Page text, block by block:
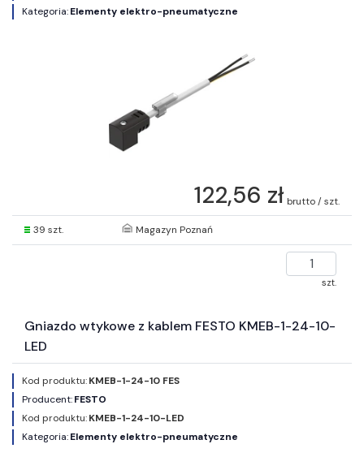
Kategoria:Elementy elektro-pneumatyczne
122,56 zł brutto / szt.
39 szt. Magazyn Poznań
szt.
Gniazdo wtykowe z kablem FESTO KMEB-1-24-10-
LED
Kod produktu:KMEB-1-24-10 FES
Producent:FESTO
Kod produktu:KMEB-1-24-10-LED
Kategoria:Elementy elektro-pneumatyczne